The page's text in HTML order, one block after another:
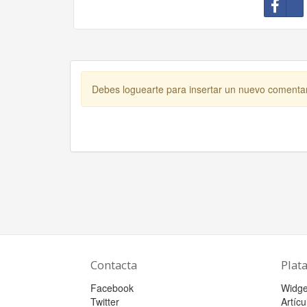
Debes loguearte para insertar un nuevo
Contacta
Facebook
Twitter